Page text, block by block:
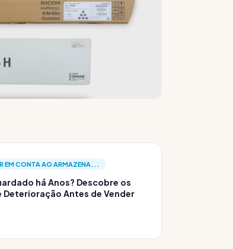
EM CONTA AO ARMAZENA...
há Anos? Descobre os
Deterioração Antes de Vender